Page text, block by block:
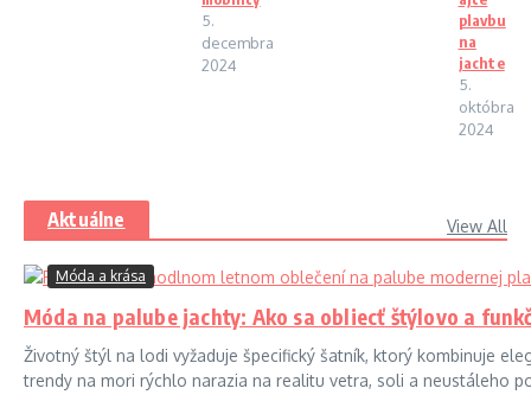
5.
decembra
2024
plavbu
na
jachte
5.
októbra
2024
Aktuálne View All
Móda a krása
Móda na palube jachty: Ako sa obliecť štýlovo a
Životný štýl na lodi vyžaduje špecifický šatník, ktorý kombinuje
trendy na mori rýchlo narazia na realitu vetra, soli a neustáleho